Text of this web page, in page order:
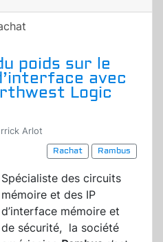
poids sur le
avec
Logic
Arlot
Rachat
Rambus
Spécialiste des circuits
mémoire et des IP
d’interface mémoire et
de sécurité, la société